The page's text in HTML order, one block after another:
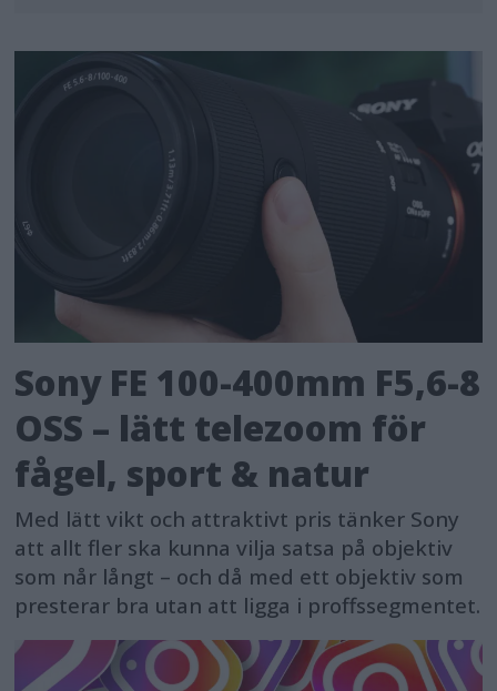
Sony FE 100-400mm F5,6-8
OSS – lätt telezoom för
fågel, sport & natur
Med lätt vikt och attraktivt pris tänker Sony
att allt fler ska kunna vilja satsa på objektiv
som når långt – och då med ett objektiv som
presterar bra utan att ligga i proffssegmentet.